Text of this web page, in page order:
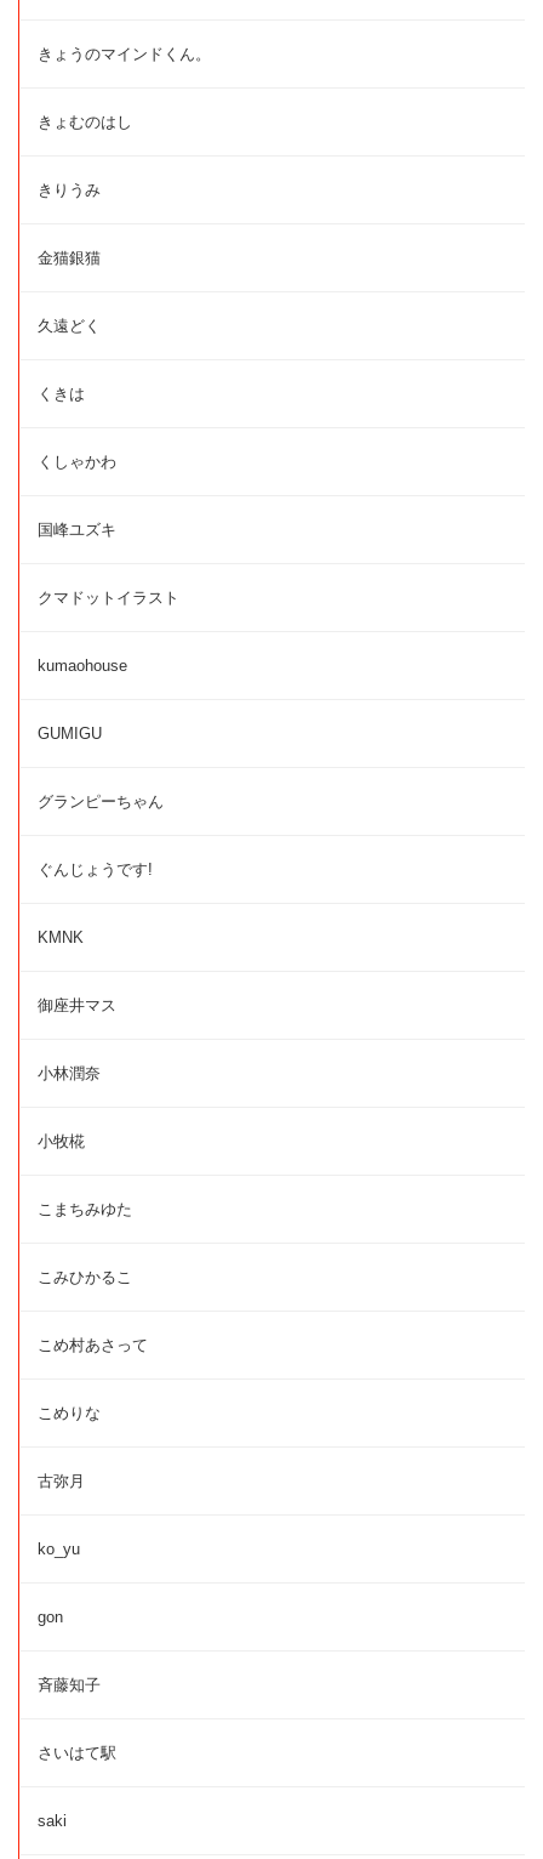
きょうのマインドくん。
きょむのはし
きりうみ
金猫銀猫
久遠どく
くきは
くしゃかわ
国峰ユズキ
クマドットイラスト
kumaohouse
GUMIGU
グランピーちゃん
ぐんじょうです!
KMNK
御座井マス
小林潤奈
小牧椛
こまちみゆた
こみひかるこ
こめ村あさって
こめりな
古弥月
ko_yu
gon
斉藤知子
さいはて駅
saki